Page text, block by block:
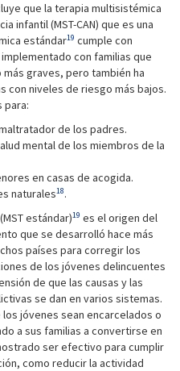
que la terapia multisistémica
infantil (MST-CAN) que es una
estándar19 cumple con
con familias que
graves, pero también ha
con niveles de riesgo más bajos.
para:
de los padres.
mental de los miembros de la
en casas de acogida.
naturales18.
estándar)19 es el origen del
que se desarrolló hace más
países para corregir los
de los jóvenes delincuentes
de que las causas y las
se dan en varios sistemas.
jóvenes sean encarcelados o
a sus familias a convertirse en
ser efectivo para cumplir
como reducir la actividad